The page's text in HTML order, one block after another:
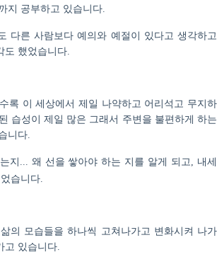
지 공부하고 있습니다
다른 사람보다 예의와 예절이 있다고 생각하고
도 했었습니다
록 이 세상에서 제일 나약하고 어리석고 무지하
습성이 제일 많은 그래서 주변을 불편하게 하는
니다
지 왜 선을 쌓아야 하는 지를 알게 되고 내세
습니다
의 모습들을 하나씩 고쳐나가고 변화시켜 나가
고 있습니다